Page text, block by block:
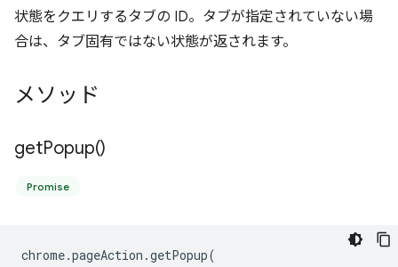
状態をクエリするタブの ID。タブが指定されていない場
合は、タブ固有ではない状態が返されます。
メソッド
getPopup()
Promise
chrome.pageAction .getPopup(